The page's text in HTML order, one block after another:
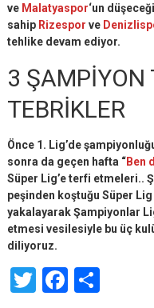
ve Malatyaspor‘un
sahip Rizespor ve
tehlike devam ediyor.
3 ŞAMPİYON
TEBRİKLER
Önce 1. Lig’de
sonra da geçen hafta “Ben
Süper Lig’e terfi etmeleri..
peşinden koştuğu Süper
yakalayarak Şampiyonlar
etmesi vesilesiyle bu üç
diliyoruz.
TwitterShare